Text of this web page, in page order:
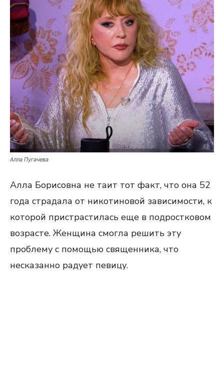
Алла Пугачева
Алла Борисовна не таит тот факт, что она 52
года страдала от никотиновой зависимости, к
которой пристрастилась еще в подростковом
возрасте. Женщина смогла решить эту
проблему с помощью священника, что
несказанно радует певицу.